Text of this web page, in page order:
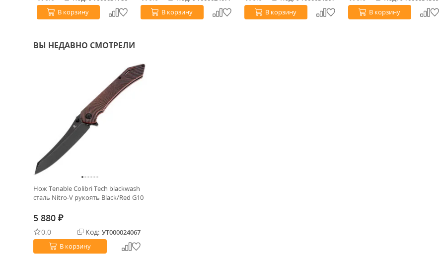
В корзину
В корзину
В корзину
В корзину
ВЫ НЕДАВНО СМОТРЕЛИ
Нож Tenable Colibri Tech blackwash
сталь Nitro-V рукоять Black/Red G10
5 880 ₽
0.0 Код: УТ000024067
В корзину